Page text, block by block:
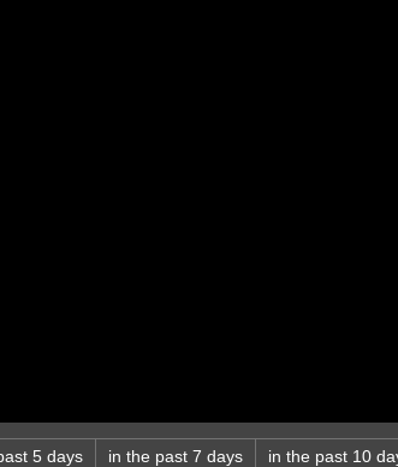
5 days in the past 7 days in the past 10